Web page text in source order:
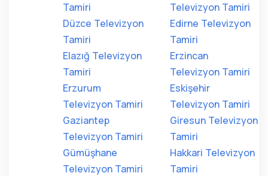
Tamiri
Televizyon Tamiri
Düzce Televizyon
Tamiri
Edirne Televizyon
Tamiri
Elazığ Televizyon
Tamiri
Erzincan
Televizyon Tamiri
Erzurum
Televizyon Tamiri
Eskişehir
Televizyon Tamiri
Gaziantep
Televizyon Tamiri
Giresun Televizyon
Tamiri
Gümüşhane
Televizyon Tamiri
Hakkari Televizyon
Tamiri